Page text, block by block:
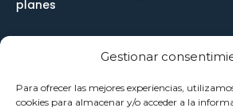
Gestionar
Para ofrecer las mejores experiencias,
cookies para almacenar y/o acceder a la
planes
Newsletter